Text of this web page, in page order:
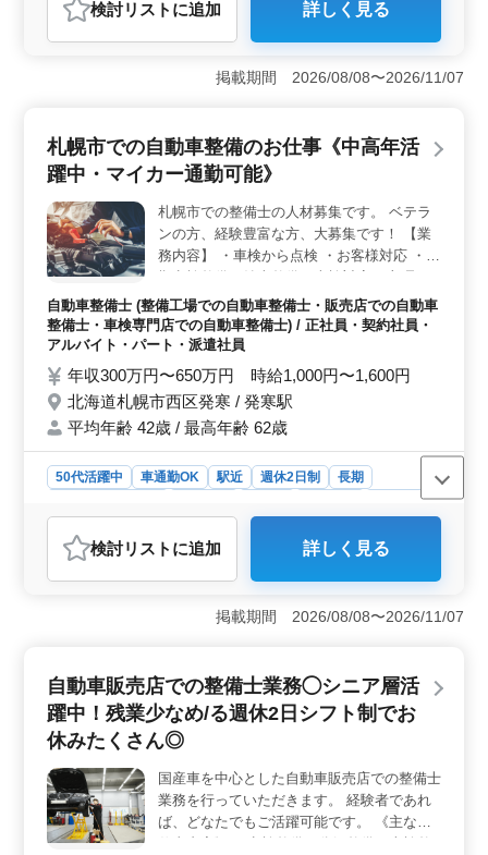
おすすめポイント
＜経験豊富な整備士歓迎＞ 10年以上の経験を持つ整備
士を募集中です。国産車の点検整備や車検整備など幅広
い業務を担当。50代以上のシニア層が活躍中で、経験を
しています。駅から徒歩圏内で通勤も便利です。整備士
としての技術を存分に発揮しながら、プライベートも充
480万円で、通勤手当は全額支給されています。賞与も年
2回支給され、福利厚生も整っています。自動車販売・整
備の専門企業で、安定した職場環境が整っています。
検討リスト に追加 詳しく見る
掲載期間 2026/08/08〜2026/11/07
札幌市での自動車整備のお仕事《中高年活
躍中・マイカー通勤可能》
札幌市での整備士の人材募集です。 ベテラ
ンの方、経験豊富な方、大募集です！ 【業
務内容】 ・車検から点検 ・お客様対応 ・定
期点検整備、納車整備、車検対応 ・部品の
交換・取り付け・補修 ・トラブルシューテ
ィング時の整備業務全般 ・主な取扱車種：
軽自動車・普通車・トラック(中型・小型)・
国産車 ※50代以上積極採用中 ※マイカー出
勤可能
自動車整備士 (整備工場での自動車整備士・販売店での自動車
整備士・車検専門店での自動車整備士) / 正社員・契約社員・
アルバイト・パート・派遣社員
年収300万円〜650万円 時給1,000円〜1,600円
北海道札幌市西区発寒 / 発寒駅
平均年齢 42歳 / 最高年齢 62歳
50代活躍中 車通勤OK 駅近 週休2日制
長期
派遣社員
自動車整備士
おすすめポイント
＜働く環境＞ 札幌市西区発寒にある整備工場では、中
高年層の方が活躍しています。経験豊富な方やベテラン
の整備士を歓迎し、自動車整備のプロとして活躍できる
＞ 自動車整備士として、車検から点検、定期整備、部
品の交換・取り付け・補修など幅広い業務を担当しま
す。軽自動車からトラックまで様々な車種に対応し、お
客様の安全・安心なカーライフをサポートします。
＜キャリアパス＞ 自動車整備士としてのキャリアを築
きたい方にとって、成長できる環境が整っています。給
与面や福利厚生も充実しており、長期間安定して働ける
環境です。また、残業も少なめで、プライベートとの両
検討リスト に追加 詳しく見る
掲載期間 2026/08/08〜2026/11/07
自動車販売店での整備士業務◯シニア層活
躍中！残業少なめ/る週休2日シフト制でお
休みたくさん◎
国産車を中心とした自動車販売店での整備士
業務を行っていただきます。 経験者であれ
ば、どなたでもご活躍可能です。 《主なお